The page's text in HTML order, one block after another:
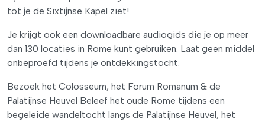
tot je de Sixtijnse Kapel ziet!
Je krijgt ook een downloadbare audiogids die je op meer
dan 130 locaties in Rome kunt gebruiken. Laat geen middel
onbeproefd tijdens je ontdekkingstocht.
Bezoek het Colosseum, het Forum Romanum & de
Palatijnse Heuvel Beleef het oude Rome tijdens een
begeleide wandeltocht langs de Palatijnse Heuvel, het